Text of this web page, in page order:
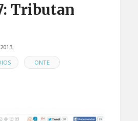
Tributan
, ONTE ,